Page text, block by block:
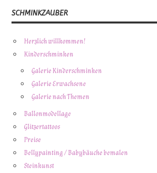
SCHMINKZAUBER
Herzlich willkommen!
Kinderschminken
Galerie Kinderschminken
Galerie Erwachsene
Galerie nach Themen
Ballonmodellage
Glitzertattoos
Preise
Bellypainting / Babybäuche bemalen
Steinkunst